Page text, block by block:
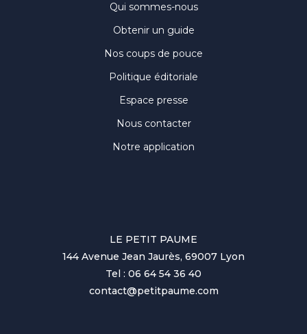
Qui sommes-nous
Obtenir un guide
Nos coups de pouce
Politique éditoriale
Espace presse
Nous contacter
Notre application
LE PETIT PAUME
144 Avenue Jean Jaurès, 69007 Lyon
Tel : 06 64 54 36 40
contact@petitpaume.com